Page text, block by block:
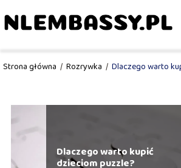
Strona główna / Rozrywka / Dlaczego warto
Dlaczego warto kupić
dzieciom puzzle?